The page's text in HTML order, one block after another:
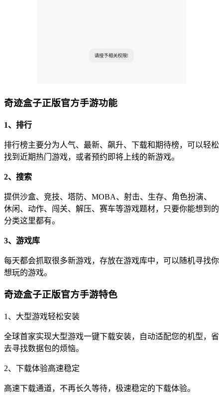
奇迹盒子正版官方手游功能
1、排行
排行榜主要分为人气、最新、飙升、下载和期待榜，可以轻松
找到近期热门游戏，或者预约即将上线的新游戏。
2、搜索
提供沙盒、竞技、塔防、MOBA、射击、生存、角色扮演、
休闲、动作、闯关、解压、赛车等游戏题材，只要你能想到的
分类这里都有。
3、游戏库
每天都会抓取很多新游戏，存放在游戏库中，可以随机寻找你
想玩的游戏。
奇迹盒子正版官方手游特色
1、大型游戏轻松安装
全球首家实现大型游戏一键下载安装，自动适配您的机型，省
去寻找数据包的烦恼。
2、下载体验高速稳定
高速下载通道，不再长久等待，极速稳定的下载体验。